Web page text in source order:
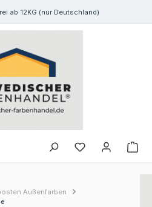
ab 12KG (nur Deutschland)
Außenfarben